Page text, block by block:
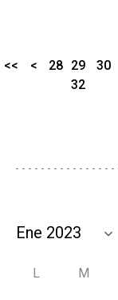
<< < 28 29 30
32
L M